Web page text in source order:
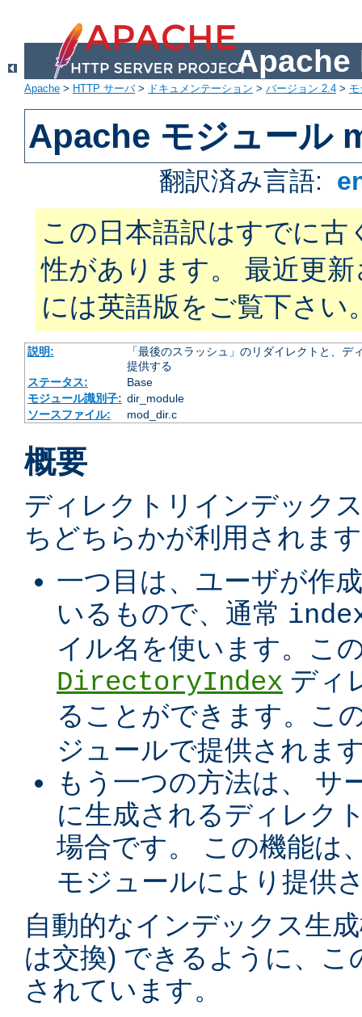
Apache
Apache > HTTP サーバ> ドキュメンテーション > バージョン 2.4 >
Apache モジュール
翻訳済み言語:
この日本語訳はすでに古
性があります。 最近更
には英語版をご覧下さい
説明:
「最後のスラッシュ」のリダイレクトと、
提供する
ステータス:
Base
モジュール識別子: dir_module
ソースファイル:
mod_dir.c
概要
ディレクトリインデック
ちどちらかが利用されま
一つ目は、ユーザが作
いるもので、通常
イル名を使います。こ
DirectoryIndex ディ
ることができます。こ
ジュールで提供されま
もう一つの方法は、 サ
に生成されるディレク
場合です。 この機能は
モジュールにより提供
自動的なインデックス生
は交換) できるように、こ
されています。